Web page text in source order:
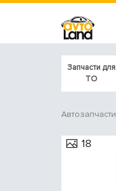
Запчасти для
ТО
Автозапчасти
18